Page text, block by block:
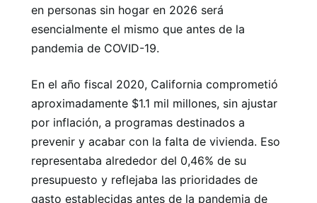
en personas sin hogar en 2026 será
esencialmente el mismo que antes de la
pandemia de COVID-19.
En el año fiscal 2020, California comprometió
aproximadamente $1.1 mil millones, sin ajustar
por inflación, a programas destinados a
prevenir y acabar con la falta de vivienda. Eso
representaba alrededor del 0,46% de su
presupuesto y reflejaba las prioridades de
gasto establecidas antes de la pandemia de